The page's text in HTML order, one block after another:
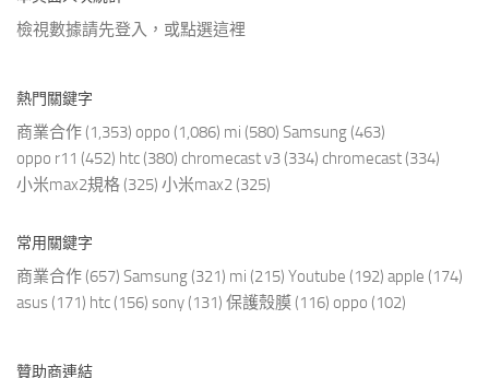
檢視數據請先登入，或點選這裡
熱門關鍵字
商業合作 (1,353) oppo (1,086) mi (580) Samsung (463)
oppo r11 (452) htc (380) chromecast v3 (334) chromecast (334)
小米max2規格 (325) 小米max2 (325)
常用關鍵字
商業合作 (657) Samsung (321) mi (215) Youtube (192) apple (174)
asus (171) htc (156) sony (131) 保護殼膜 (116) oppo (102)
贊助商連結